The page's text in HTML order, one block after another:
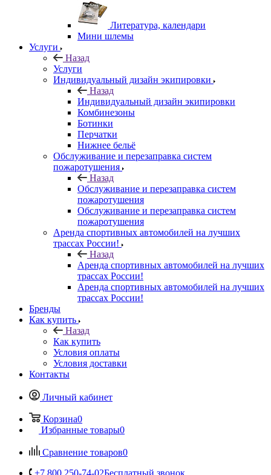
Литература, календари
Мини шлемы
Услуги
Назад
Услуги
Индивидуальный дизайн экипировки
Назад
Индивидуальный дизайн экипировки
Комбинезоны
Ботинки
Перчатки
Нижнее бельё
Обслуживание и перезаправка систем
пожаротушения
Назад
Обслуживание и перезаправка систем
пожаротушения
Обслуживание и перезаправка систем
пожаротушения
Аренда спортивных автомобилей на лучших
трассах России!
Назад
Аренда спортивных автомобилей на лучших
трассах России!
Аренда спортивных автомобилей на лучших
трассах России!
Бренды
Как купить
Назад
Как купить
Условия оплаты
Условия доставки
Контакты
Личный кабинет
Корзина0
Избранные товары0
Сравнение товаров0
+7 800 250-74-02Бесплатный звонок